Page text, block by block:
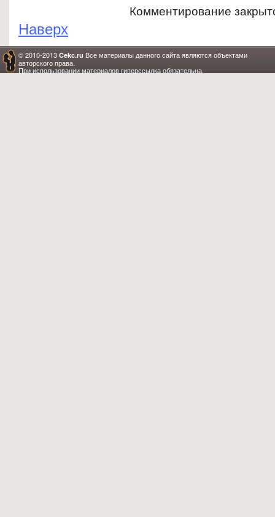
Комментирование
Наверх
© 2010-2013 Cekc.ru Все материалы данного сайта являются объектами
авторского права.
При использовании материалов гиперссылка обязательна.